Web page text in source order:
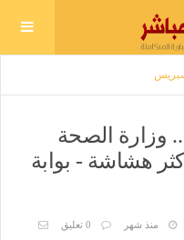
وزارة الصحة
هشاشة - بوابة
منذ شهر
0 تعليق